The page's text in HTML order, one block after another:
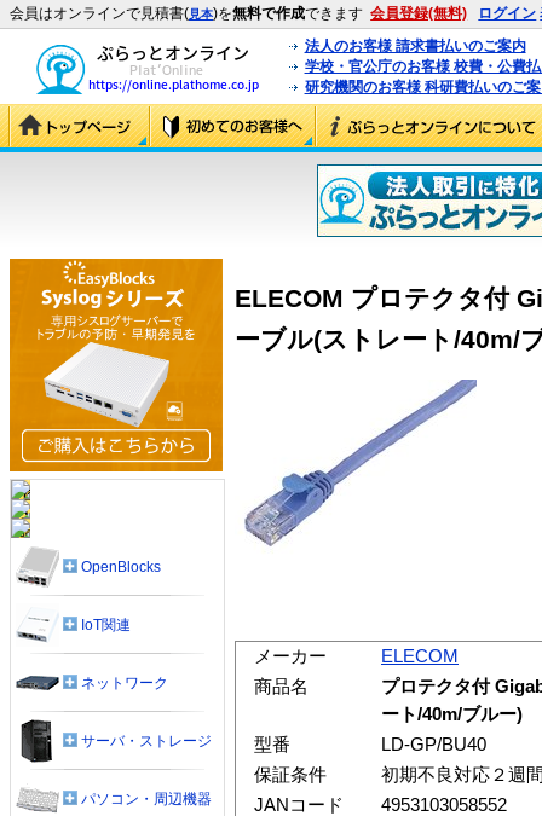
会員はオンラインで見積書(見本)を無料で作成できます 会員登録(無料) ログイン
法人のお客様 請求書払いのご案内
学校・官公庁のお客様 校費・公費
研究機関のお客様 科研費払いのご
ELECOM プロテクタ付
ーブル(ストレート/40m/
メーカー
ELECOM
商品名
プロテクタ付
ート/40m/ブルー)
型番
LD-GP/BU40
保証条件
初期不良対応２週
JANコード
4953103058552
OpenBlocks
IoT関連
ネットワーク
サーバ・ストレージ
パソコン・周辺機器